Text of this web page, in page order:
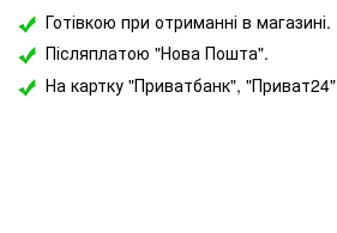
Готівкою при отриманні в магазині.
Післяплатою "Нова Пошта".
На картку "Приватбанк", "Приват24"